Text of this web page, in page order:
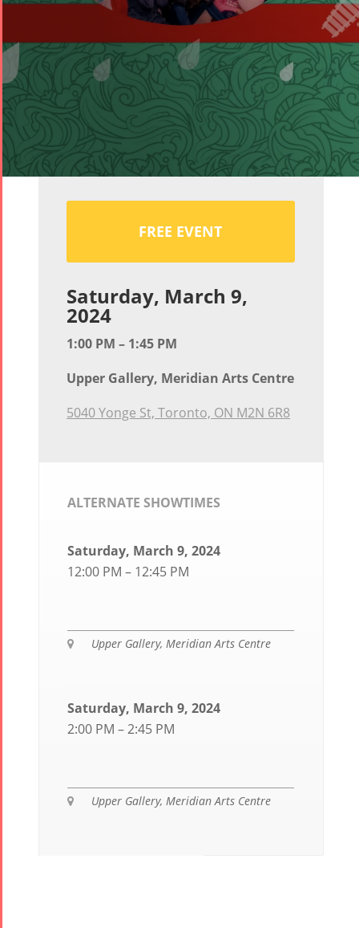
FREE EVENT
Saturday, March 9,
2024
1:00 PM – 1:45 PM
Upper Gallery, Meridian Arts Centre
5040 Yonge St, Toronto, ON M2N 6R8
ALTERNATE SHOWTIMES
Saturday, March 9, 2024
12:00 PM – 12:45 PM
 Upper Gallery, Meridian Arts Centre
Saturday, March 9, 2024
2:00 PM – 2:45 PM
 Upper Gallery, Meridian Arts Centre